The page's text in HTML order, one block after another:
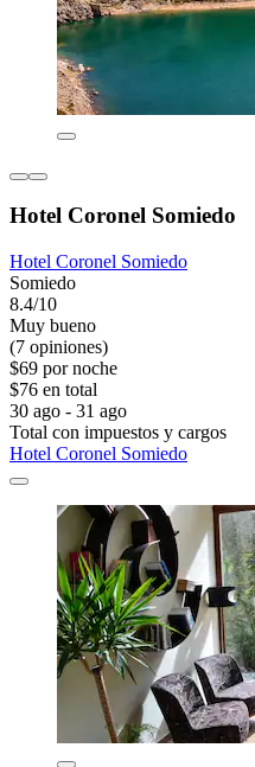
Hotel Coronel Somiedo
Hotel Coronel Somiedo
Somiedo
8.4/10
Muy bueno
(7 opiniones)
$69 por noche
$76 en total
30 ago - 31 ago
Total con impuestos y cargos
Hotel Coronel Somiedo